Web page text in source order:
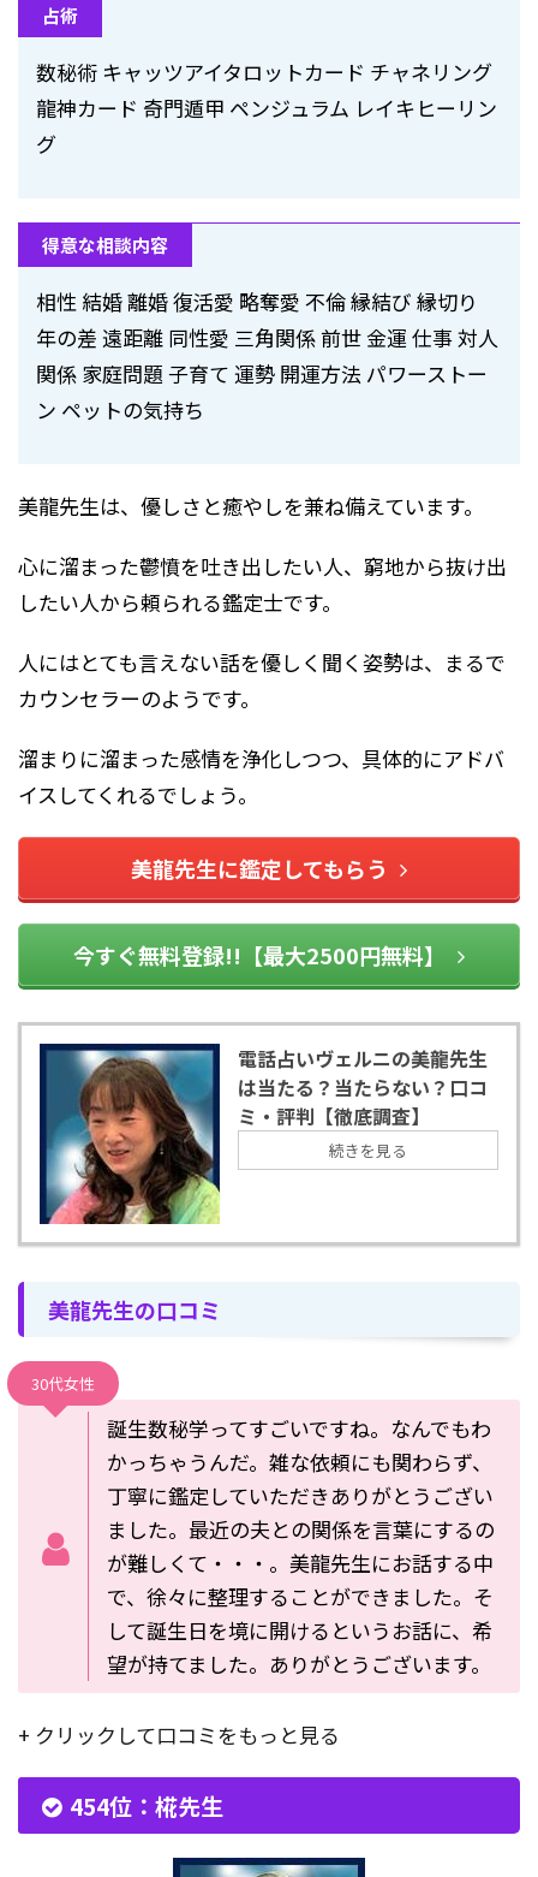
占術
数秘術 キャッツアイタロットカード チャネリング
龍神カード 奇門遁甲 ペンジュラム レイキヒーリン
グ
得意な相談内容
相性 結婚 離婚 復活愛 略奪愛 不倫 縁結び 縁切り
年の差 遠距離 同性愛 三角関係 前世 金運 仕事 対人
関係 家庭問題 子育て 運勢 開運方法 パワーストー
ン ペットの気持ち
美龍先生は、優しさと癒やしを兼ね備えています。
心に溜まった鬱憤を吐き出したい人、窮地から抜け出
したい人から頼られる鑑定士です。
人にはとても言えない話を優しく聞く姿勢は、まるで
カウンセラーのようです。
溜まりに溜まった感情を浄化しつつ、具体的にアドバ
イスしてくれるでしょう。
美龍先生に鑑定してもらう
今すぐ無料登録!!【最大2500円無料】
電話占いヴェルニの美龍先生
は当たる？当たらない？口コ
ミ・評判【徹底調査】
続きを見る
美龍先生の口コミ
30代女性
誕生数秘学ってすごいですね。なんでもわ
かっちゃうんだ。雑な依頼にも関わらず、
丁寧に鑑定していただきありがとうござい
ました。最近の夫との関係を言葉にするの
が難しくて・・・。美龍先生にお話する中
で、徐々に整理することができました。そ
して誕生日を境に開けるというお話に、希
望が持てました。ありがとうございます。
+ クリックして口コミをもっと見る
454位：椛先生